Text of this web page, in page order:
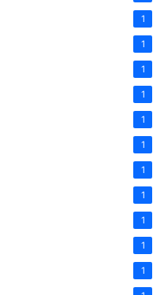
1
1
1
1
1
1
1
1
1
1
1